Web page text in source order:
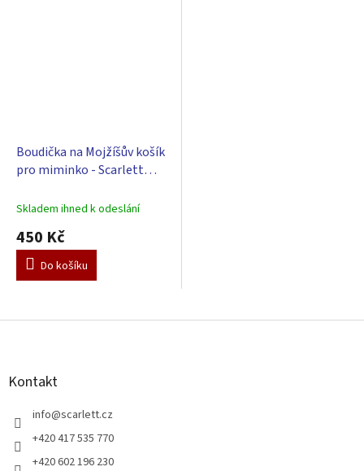
Boudička na Mojžíšův košík
pro miminko - Scarlett
Skladem ihned k odeslání
450 Kč
Do košíku
Z
Kontakt
info@scarlett.cz
+420 417 535 770
+420 602 196 230